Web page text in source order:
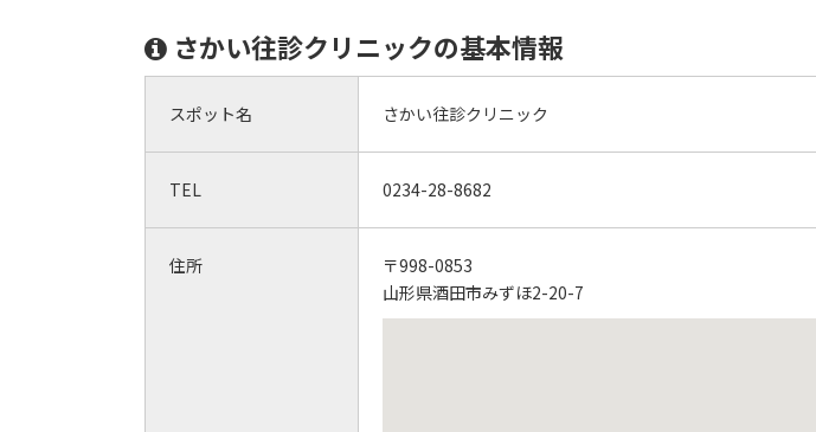
さかい往診クリニックの基本情報
スポット名 さかい往診クリニック
TEL 0234-28-8682
住所
〒998-0853
山形県酒田市みずほ2-20-7